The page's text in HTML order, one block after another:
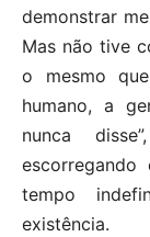
demonstrar
Mas não tive
o mesmo
humano, a
nunca
tempo
existência.